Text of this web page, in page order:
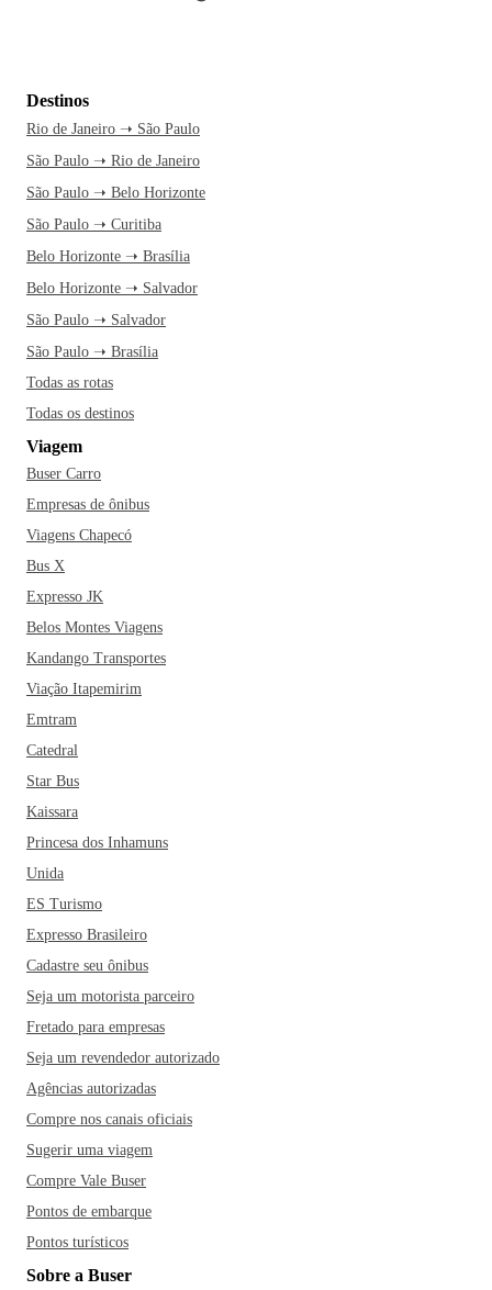
Destinos
Rio de Janeiro ➝ São Paulo
São Paulo ➝ Rio de Janeiro
São Paulo ➝ Belo Horizonte
São Paulo ➝ Curitiba
Belo Horizonte ➝ Brasília
Belo Horizonte ➝ Salvador
São Paulo ➝ Salvador
São Paulo ➝ Brasília
Todas as rotas
Todas os destinos
Viagem
Buser Carro
Empresas de ônibus
Viagens Chapecó
Bus X
Expresso JK
Belos Montes Viagens
Kandango Transportes
Viação Itapemirim
Emtram
Catedral
Star Bus
Kaissara
Princesa dos Inhamuns
Unida
ES Turismo
Expresso Brasileiro
Cadastre seu ônibus
Seja um motorista parceiro
Fretado para empresas
Seja um revendedor autorizado
Agências autorizadas
Compre nos canais oficiais
Sugerir uma viagem
Compre Vale Buser
Pontos de embarque
Pontos turísticos
Sobre a Buser